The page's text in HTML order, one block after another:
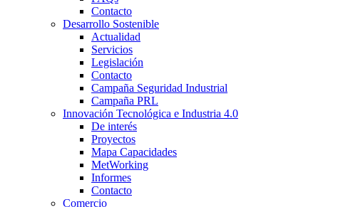
Contacto
Desarrollo Sostenible
Actualidad
Servicios
Legislación
Contacto
Campaña Seguridad Industrial
Campaña PRL
Innovación Tecnológica e Industria 4.0
De interés
Proyectos
Mapa Capacidades
MetWorking
Informes
Contacto
Comercio